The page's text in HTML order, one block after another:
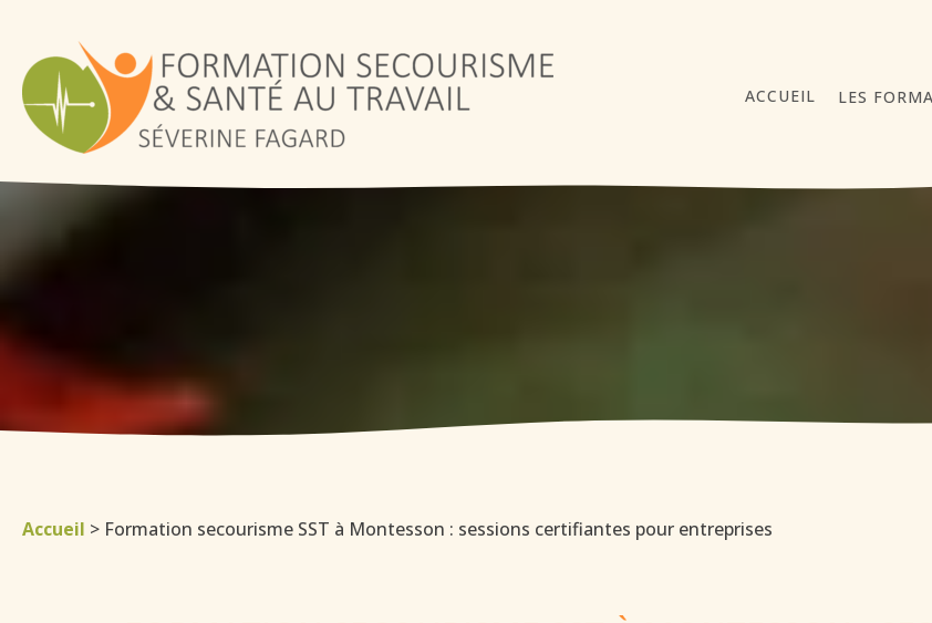
ACCUEIL LES
Accueil > Formation secourisme SST à Montesson : sessions certifiantes pour entreprises